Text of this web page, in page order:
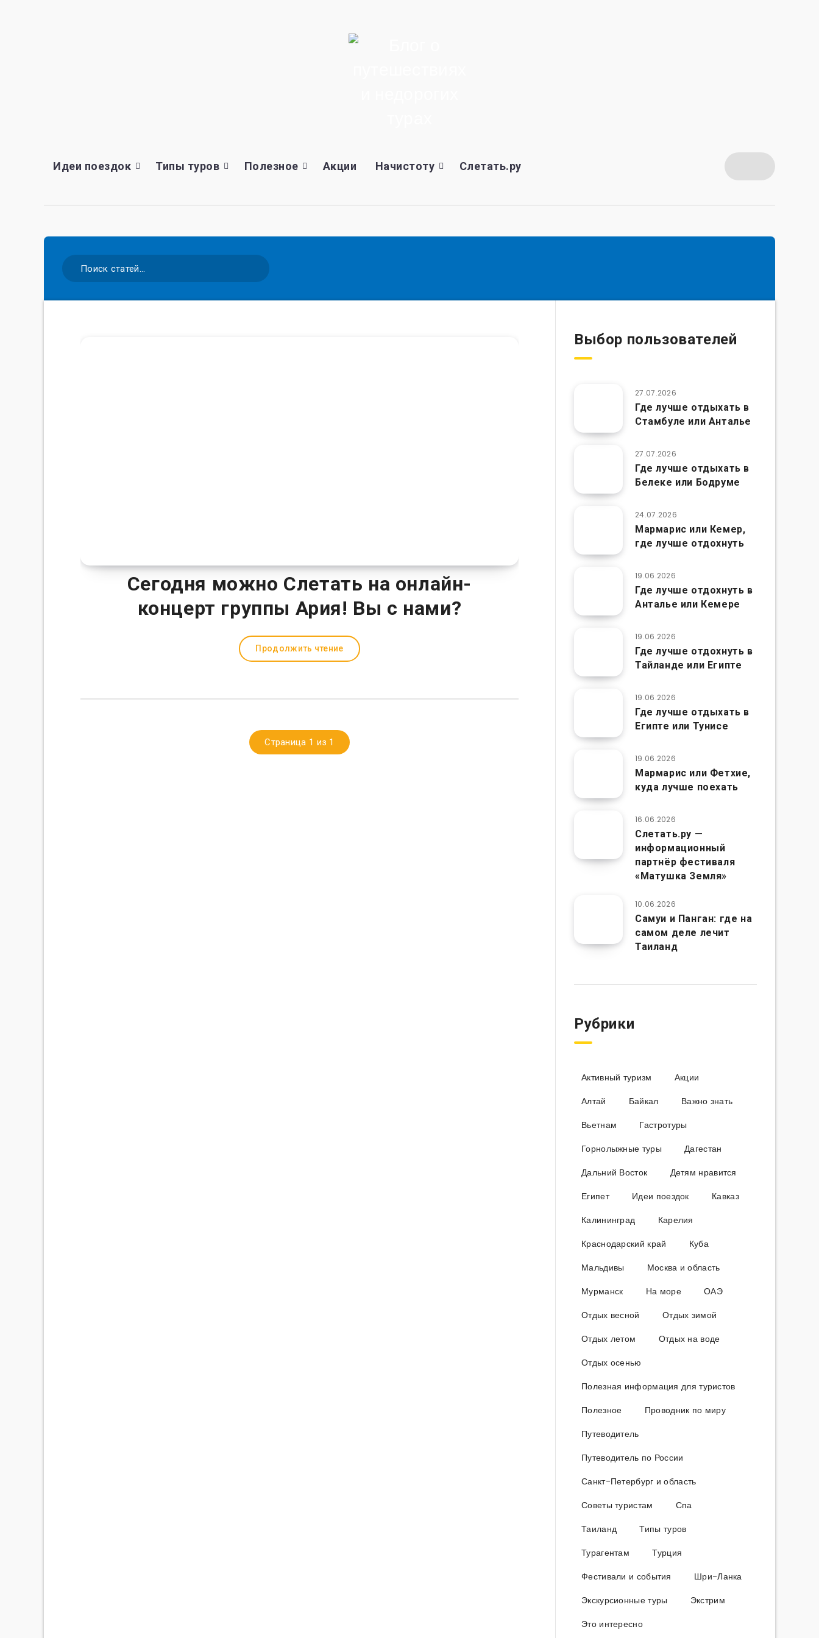
Идеи поездок Типы туров Полезное Акции Начистоту Слетать.ру
Сегодня можно Слетать на онлайн-
концерт группы Ария! Вы с нами?
Продолжить чтение
Страница 1 из 1
Выбор пользователей
27.07.2026
Где лучше отдыхать в
Стамбуле или Анталье
27.07.2026
Где лучше отдыхать в
Белеке или Бодруме
24.07.2026
Мармарис или Кемер,
где лучше отдохнуть
19.06.2026
Где лучше отдохнуть в
Анталье или Кемере
19.06.2026
Где лучше отдохнуть в
Тайланде или Египте
19.06.2026
Где лучше отдыхать в
Египте или Тунисе
19.06.2026
Мармарис или Фетхие,
куда лучше поехать
16.06.2026
Слетать.ру —
информационный
партнёр фестиваля
«Матушка Земля»
10.06.2026
Самуи и Панган: где на
самом деле лечит
Таиланд
Рубрики
Активный туризм
Акции
Алтай
Байкал
Важно знать
Вьетнам
Гастротуры
Горнолыжные туры
Дагестан
Дальний Восток
Детям нравится
Египет
Идеи поездок
Кавказ
Калининград
Карелия
Краснодарский край
Куба
Мальдивы
Москва и область
Мурманск
На море
ОАЭ
Отдых весной
Отдых зимой
Отдых летом
Отдых на воде
Отдых осенью
Полезная информация для туристов
Полезное
Проводник по миру
Путеводитель
Путеводитель по России
Санкт-Петербург и область
Советы туристам
Спа
Таиланд
Типы туров
Турагентам
Турция
Фестивали и события
Шри-Ланка
Экскурсионные туры
Экстрим
Это интересно